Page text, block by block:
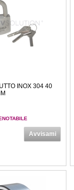
INOX 304 40
Avvisami